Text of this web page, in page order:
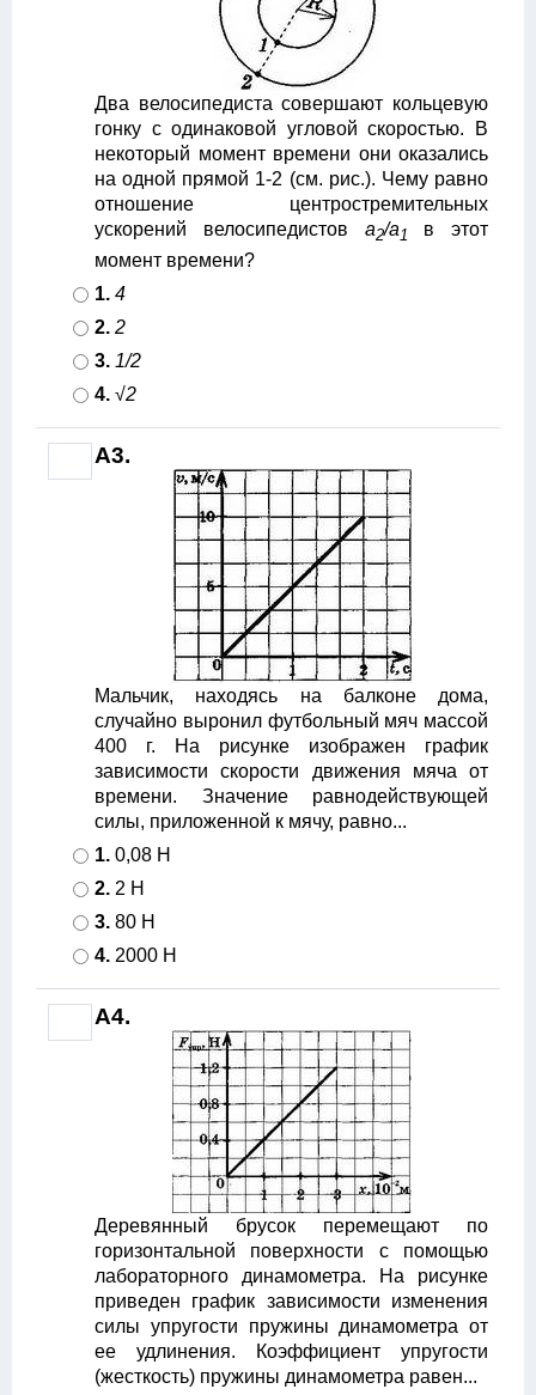
Два велосипедиста совершают кольцевую
гонку с одинаковой угловой скоростью. В
некоторый момент времени они оказались
на одной прямой 1-2 (см. рис.). Чему равно
отношение центростремительных
ускорений велосипедистов a2/a1 в этот
момент времени?
1. 4
2. 2
3. 1/2
4. √2
A3.
Мальчик, находясь на балконе дома,
случайно выронил футбольный мяч массой
400 г. На рисунке изображен график
зависимости скорости движения мяча от
времени. Значение равнодействующей
силы, приложенной к мячу, равно...
1. 0,08 Н
2. 2 Н
3. 80 Н
4. 2000 Н
A4.
Деревянный брусок перемещают по
горизонтальной поверхности с помощью
лабораторного динамометра. На рисунке
приведен график зависимости изменения
силы упругости пружины динамометра от
ее удлинения. Коэффициент упругости
(жесткость) пружины динамометра равен...